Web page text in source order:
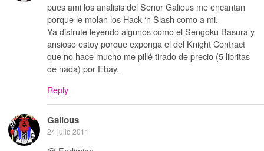
pues ami los analisis del Senor Galious me encantan
porque le molan los Hack ‘n Slash como a mi.
Ya disfrute leyendo algunos como el Sengoku Basura y
ansioso estoy porque exponga el del Knight Contract
que no hace mucho me pillé tirado de precio (5 libritas
de nada) por Ebay.
Reply
Galious
24 julio 2011